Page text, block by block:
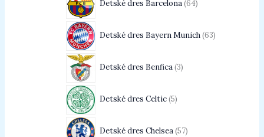
Detské dres Barcelona 64
Detské dres Bayern Munich 63
Detské dres Benfica 3
Detské dres Celtic 5
Detské dres Chelsea 57